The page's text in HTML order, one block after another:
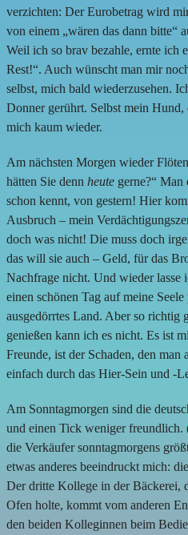
verzichten: Der Eurobetrag wird
von einem „wären das dann bitte“
Weil ich so brav bezahle, ernte ich
Rest!“. Auch wünscht man mir
selbst, mich bald wiederzusehen.
Donner gerührt. Selbst mein Hund,
mich kaum wieder.
Am nächsten Morgen wieder
hätten Sie denn heute gerne?“ Man
schon kennt, von gestern! Hier
Ausbruch – mein
doch was nicht! Die muss doch
das will sie auch – Geld, für das
Nachfrage nicht. Und wieder lasse
einen schönen Tag auf meine
ausgedörrtes Land. Aber so richtig
genießen kann ich es nicht. Es ist
Freunde, ist der Schaden, den
einfach durch das Hier-Sein und -
Am Sonntagmorgen sind die
und einen Tick weniger freundlich.
die Verkäufer sonntagmorgens
etwas anderes beeindruckt mich:
Der dritte Kollege in der Bäckerei,
Ofen holte, kommt vom anderen
den beiden Kolleginnen beim